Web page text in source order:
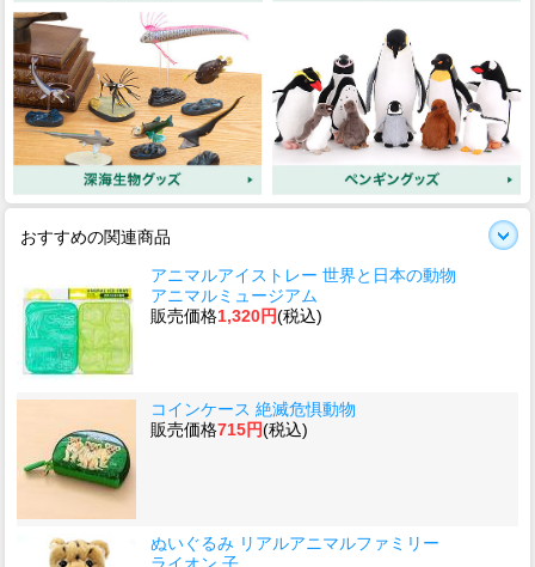
おすすめの関連商品
アニマルアイストレー 世界と日本の動物
アニマルミュージアム
販売価格1,320円(税込)
コインケース 絶滅危惧動物
販売価格715円(税込)
ぬいぐるみ リアルアニマルファミリー
ライオン 子